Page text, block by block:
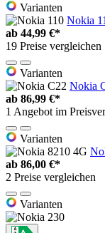
Varianten
Nokia
ab 44,99 €*
19 Preise vergleichen
Varianten
Nokia
ab 86,99 €*
1 Angebot im
Varianten
ab 86,00 €*
2 Preise vergleichen
Varianten